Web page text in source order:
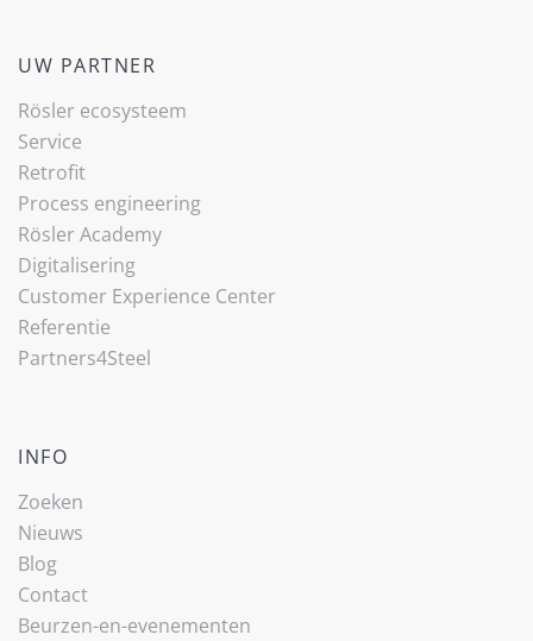
UW PARTNER
Rösler ecosysteem
Service
Retrofit
Process engineering
Rösler Academy
Digitalisering
Customer Experience Center
Referentie
Partners4Steel
INFO
Zoeken
Nieuws
Blog
Contact
Beurzen-en-evenementen